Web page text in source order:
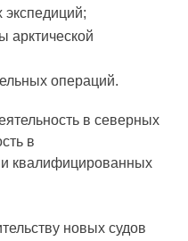
арктической
операций.
в северных
в
квалифицированных
новых судов